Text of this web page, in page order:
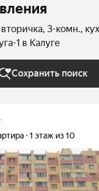
3-комн.,
1 в Калуге
Сохранить поиск
1 этаж из 10